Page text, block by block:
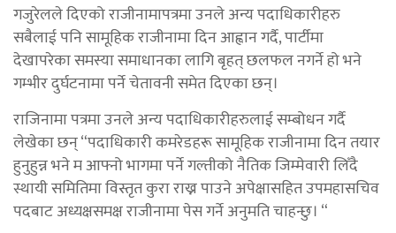
गजुरेलले दिएको राजीनामापत्रमा उनले अन्य पदाधिकारीहरु
सबैलाई पनि सामूहिक राजीनामा दिन आह्वान गर्दै, पार्टीमा
देखापरेका समस्या समाधानका लागि बृहत् छलफल नगर्ने हो भने
गम्भीर दुर्घटनामा पर्ने चेतावनी समेत दिएका छन्।
राजिनामा पत्रमा उनले अन्य पदाधिकारीहरुलाई सम्बोधन गर्दै
लेखेका छन् “पदाधिकारी कमरेडहरू सामूहिक राजीनामा दिन तयार
हुनुहुन्न भने म आफ्नो भागमा पर्ने गल्तीको नैतिक जिम्मेवारी लिँदै
स्थायी समितिमा विस्तृत कुरा राख्न पाउने अपेक्षासहित उपमहासचिव
पदबाट अध्यक्षसमक्ष राजीनामा पेस गर्ने अनुमति चाहन्छु। “